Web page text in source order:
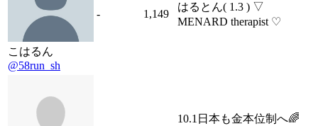
こはるん
@58run_sh
- 1,149
はるとん( 1.3 ) ▽
MENARD therapist ♡
10.1日本も金本位制へ🌈